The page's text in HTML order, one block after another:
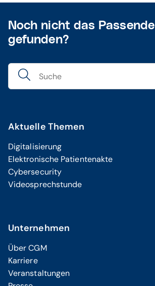
Noch nicht das Passende
gefunden?
Aktuelle Themen
Digitalisierung
Elektronische Patientenakte
Cybersecurity
Videosprechstunde
Unternehmen
Über CGM
Karriere
Veranstaltungen